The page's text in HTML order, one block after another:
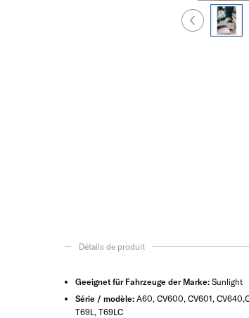
Détails de produit
Geeignet für Fahrzeuge der Marke: Sunlight
Série / modèle: A60, CV600, CV601,
T69L, T69LC